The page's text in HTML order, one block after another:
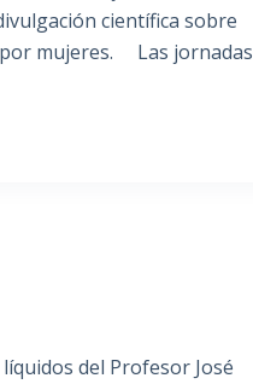
científica sobre
por mujeres. Las jornadas
del Profesor José